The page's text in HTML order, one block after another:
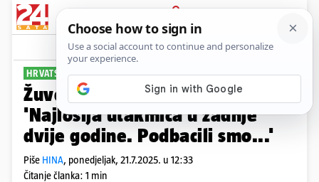
PRIJAVA
Sport Komentari
HRVATSKA PO PETO MJESTO
Žuvela nakon ispadanja s SP-a:
'Najlošija utakmica u zadnje
dvije godine. Podbacili smo...'
Piše HINA, ponedjeljak, 21.7.2025. u 12:33
Čitanje članka: 1 min